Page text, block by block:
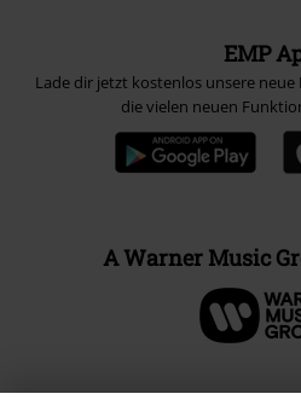
EMP
Lade dir jetzt kostenlos unsere
die vielen neuen
A Warner Music